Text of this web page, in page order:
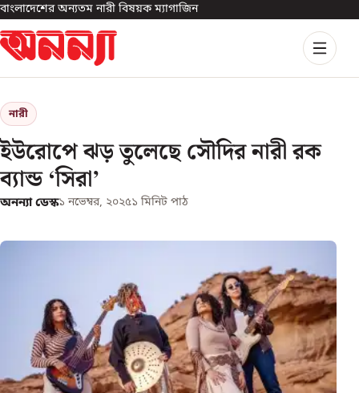
বাংলাদেশের অন্যতম নারী বিষয়ক ম্যাগাজিন
নারী
ইউরোপে ঝড় তুলেছে সৌদির নারী রক
ব্যান্ড ‘সিরা’
অনন্যা ডেস্ক১ নভেম্বর, ২০২৫১ মিনিট পাঠ